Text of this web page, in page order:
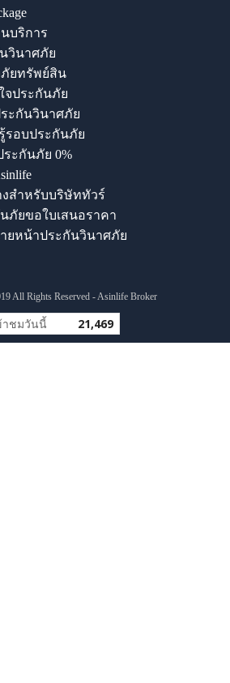
บริการ
วินาศภัย
ภัยทรัพย์สิน
จประกันภัย
ะกันวินาศภัย
รอบประกันภัย
ระกันภัย 0%
สำหรับบริษัททัวร์
ภัยขอใบเสนอราคา
ยหน้าประกันวินาศภัย
All Rights Reserved - Asinlife Broker
าชมวันนี้ 21,469